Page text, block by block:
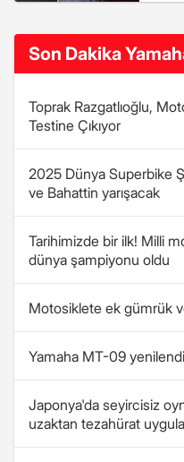
Son Dakika
Toprak Razgatlıoğlu,
Testine Çıkıyor
2025 Dünya Superbike
ve Bahattin yarışacak
Tarihimizde bir ilk! Milli
dünya şampiyonu oldu
Motosiklete ek gümrük
Yamaha MT-09 yenilendi
Japonya'da seyircisiz
uzaktan tezahürat